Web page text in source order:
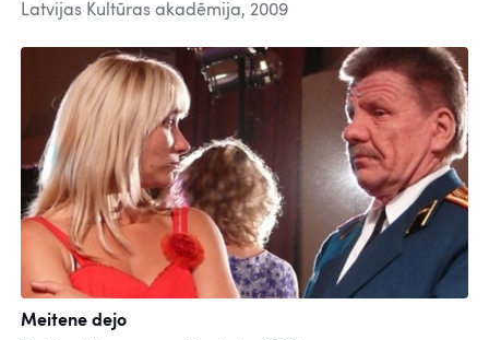
Latvijas Kultūras akadēmija, 2009
Meitene dejo